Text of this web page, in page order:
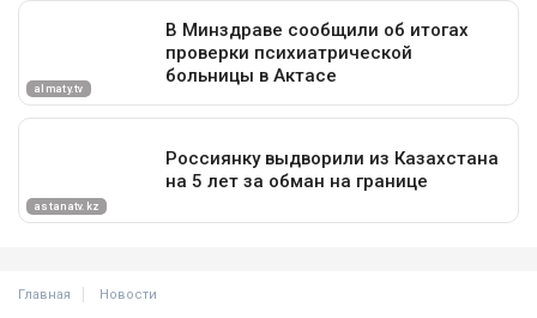
Главная Новости